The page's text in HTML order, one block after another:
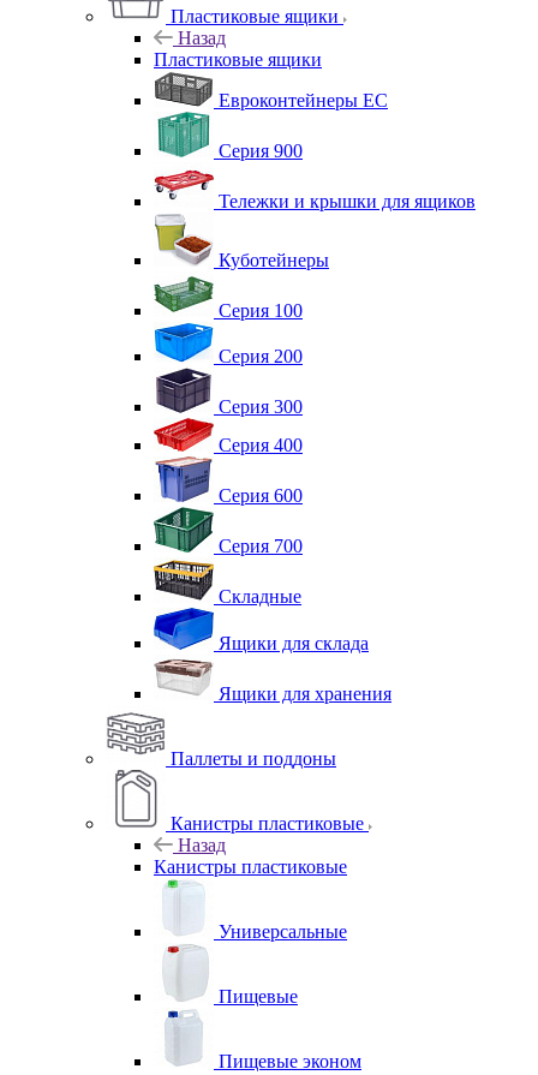
Пластиковые ящики
Назад
Пластиковые ящики
Евроконтейнеры ЕС
Серия 900
Тележки и крышки для ящиков
Куботейнеры
Серия 100
Серия 200
Серия 300
Серия 400
Серия 600
Серия 700
Складные
Ящики для склада
Ящики для хранения
Паллеты и поддоны
Канистры пластиковые
Назад
Канистры пластиковые
Универсальные
Пищевые
Пищевые эконом